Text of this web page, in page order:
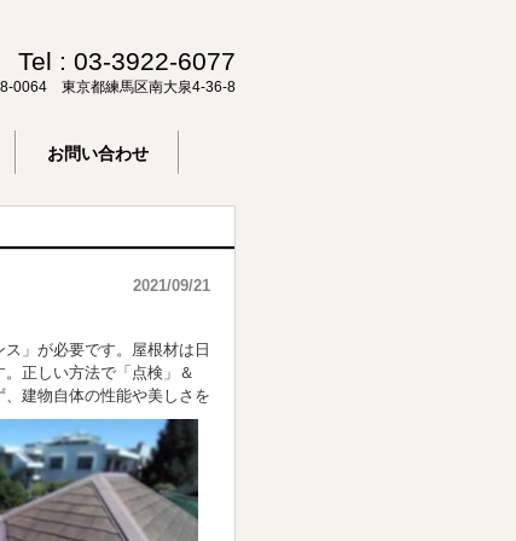
Tel : 03-3922-6077
0064 東京都練馬区南大泉4-36-8
お問い合わせ
2021/09/21
」が必要です。屋根材は日
正しい方法で「点検」＆
、建物自体の性能や美しさを